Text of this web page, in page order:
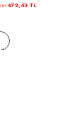
472,43 TL